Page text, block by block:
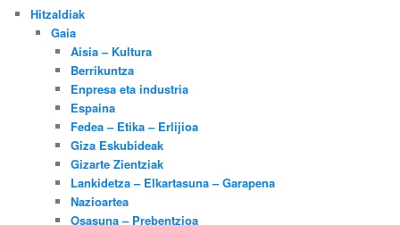
Hitzaldiak
Gaia
Aisia – Kultura
Berrikuntza
Enpresa eta industria
Espaina
Fedea – Etika – Erlijioa
Giza Eskubideak
Gizarte Zientziak
Lankidetza – Elkartasuna – Garapena
Nazioartea
Osasuna – Prebentzioa